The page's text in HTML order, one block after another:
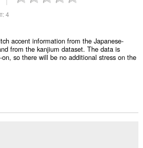
4
accent information from the Japanese-
from the kanjium dataset. The data is
so there will be no additional stress on the